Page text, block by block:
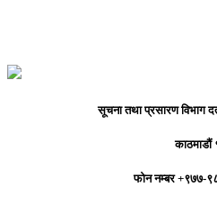
सूचना तथा प्रसारण विभाग
काठमाडौं
फोन नम्बर +९७७-